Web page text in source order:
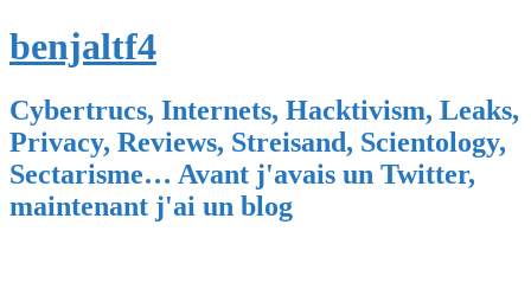
benjaltf4
Cybertrucs, Internets, Hacktivism, Leaks,
Privacy, Reviews, Streisand, Scientology,
Sectarisme… Avant j'avais un Twitter,
maintenant j'ai un blog